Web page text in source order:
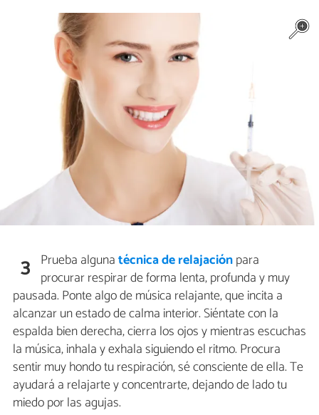
3 Prueba algunatécnica de relajaciónpara
procurar respirar de forma lenta, profunda y muy
pausada. Ponte algo de música relajante, que incita a
alcanzar un estado de calma interior. Siéntate con la
espalda bien derecha, cierra los ojos y mientras escuchas
la música, inhala y exhala siguiendo el ritmo. Procura
sentir muy hondo tu respiración, sé consciente de ella. Te
ayudará a relajarte y concentrarte, dejando de lado tu
miedo por las agujas.